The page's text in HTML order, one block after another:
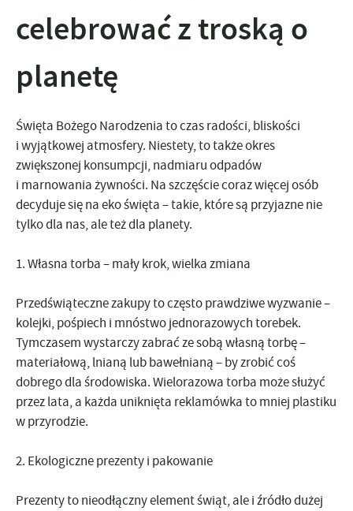
celebrować z troską o
planetę
Święta Bożego Narodzenia to czas radości, bliskości
i wyjątkowej atmosfery. Niestety, to także okres
zwiększonej konsumpcji, nadmiaru odpadów
i marnowania żywności. Na szczęście coraz więcej osób
decyduje się naeko święta– takie, które są przyjazne nie
tylko dla nas, ale też dla planety.
1.Własna torba – mały krok, wielka zmiana
Przedświąteczne zakupy to często prawdziwe wyzwanie –
kolejki, pośpiech i mnóstwo jednorazowych torebek.
Tymczasem wystarczyzabrać ze sobą własną torbę–
materiałową, lnianą lub bawełnianą – by zrobić coś
dobrego dla środowiska. Wielorazowa torba może służyć
przez lata, a każda uniknięta reklamówka to mniej plastiku
w przyrodzie.
2. Ekologiczne prezenty i pakowanie
Prezenty to nieodłączny element świąt, ale i źródło dużej